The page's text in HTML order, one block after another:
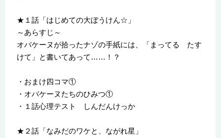
★１話「はじめての大ぼうけん☆」
～あらすじ～
オバケーヌが拾ったナゾの手紙には、「まってる たす
けて」と書いてあって……！？
・おまけ四コマ①
・オバケーヌたちのひみつ①
・１話心理テスト しんだんけっか
★２話「なみだのワケと、ながれ星」